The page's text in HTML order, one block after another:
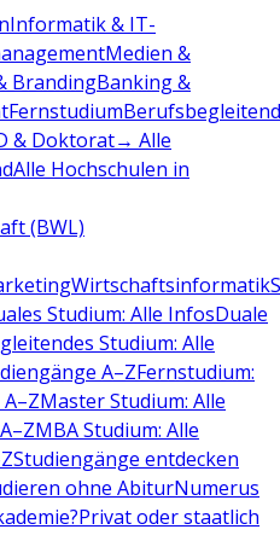
Informatik & IT-
Medien &
BrandingBanking &
FernstudiumBerufsbegleitend
& Doktorat→ Alle
Alle Hochschulen in
(BWL)
Wirtschaftsinformatik
Studium: Alle InfosDuale
Studium: Alle
A–ZFernstudium:
Master Studium: Alle
MBA Studium: Alle
Studiengänge entdecken
ohne AbiturNumerus
Privat oder staatlich